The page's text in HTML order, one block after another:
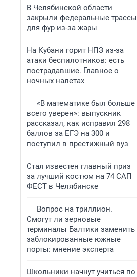
В Челябинской области
закрыли федеральные трассы
для фур из-за жары
На Кубани горит НПЗ из-за
атаки беспилотников: есть
пострадавшие. Главное о
ночных налетах
«В математике был больше
всего уверен»: выпускник
рассказал, как исправил 298
баллов за ЕГЭ на 300 и
поступил в престижный вуз
Стал известен главный приз
за лучший костюм на 74 САП
ФЕСТ в Челябинске
Вопрос на триллион.
Смогут ли зерновые
терминалы Балтики заменить
заблокированные южные
порты: мнение эксперта
Школьники начнут учиться по